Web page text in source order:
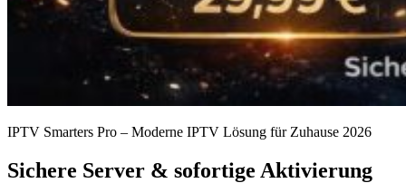
IPTV Smarters Pro – Moderne IPTV Lösung für Zuhause 2026
Sichere Server & sofortige Aktivierung